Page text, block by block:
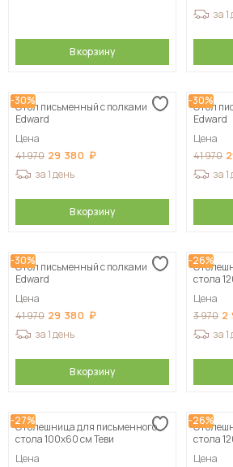
В корзину
за 1
-30%
Стол письменный с полками
Edward
Цена
41 970 29 380
за 1 день
В корзину
-30%
Стол
Edward
Цена
41 970
за 1
-30%
Стол письменный с полками
Edward
Цена
41 970 29 380
за 1 день
В корзину
-26%
стола
Цена
3 970 2
за 1
-27%
Столешница для письменного
стола 100х60 см Теви
Цена
-26%
стола
Цена